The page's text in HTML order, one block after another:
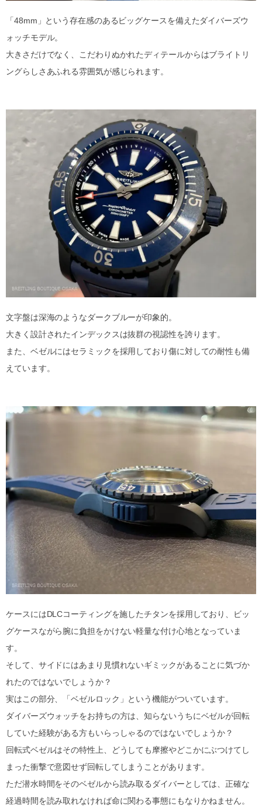
「48mm」という存在感のあるビッグケースを備えたダイバーズウ
ォッチモデル。
大きさだけでなく、こだわりぬかれたディテールからはブライトリ
ングらしさあふれる雰囲気が感じられます。
文字盤は深海のようなダークブルーが印象的。
大きく設計されたインデックスは抜群の視認性を誇ります。
また、ベゼルにはセラミックを採用しており傷に対しての耐性も備
えています。
ケースにはDLCコーティングを施したチタンを採用しており、ビッ
グケースながら腕に負担をかけない軽量な付け心地となっていま
す。
そして、サイドにはあまり見慣れないギミックがあることに気づか
れたのではないでしょうか？
実はこの部分、「ベゼルロック」という機能がついています。
ダイバーズウォッチをお持ちの方は、知らないうちにベゼルが回転
していた経験がある方もいらっしゃるのではないでしょうか？
回転式ベゼルはその特性上、どうしても摩擦やどこかにぶつけてし
まった衝撃で意図せず回転してしまうことがあります。
ただ潜水時間をそのベゼルから読み取るダイバーとしては、正確な
経過時間を読み取れなければ命に関わる事態にもなりかねません。